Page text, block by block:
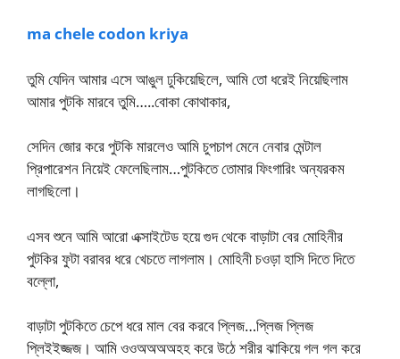
ma chele codon kriya
তুমি যেদিন আমার এসে আঙুল ঢুকিয়েছিলে, আমি তো ধরেই নিয়েছিলাম
আমার পুটকি মারবে তুমি…..বোকা কোথাকার,
সেদিন জোর করে পুটকি মারলেও আমি চুপচাপ মেনে নেবার মেন্টাল
প্রিপারেশন নিয়েই ফেলেছিলাম…পুটকিতে তোমার ফিংগারিং অন্যরকম
লাগছিলো।
এসব শুনে আমি আরো এক্সাইটেড হয়ে গুদ থেকে বাড়াটা বের মোহিনীর
পুটকির ফুটা বরাবর ধরে খেচতে লাগলাম। মোহিনী চওড়া হাসি দিতে দিতে
বল্লো,
বাড়াটা পুটকিতে চেপে ধরে মাল বের করবে প্লিজ…প্লিজ প্লিজ
প্লিইইজ্জজ। আমি ওওঅঅঅঅহহ করে উঠে শরীর ঝাকিয়ে গল গল করে